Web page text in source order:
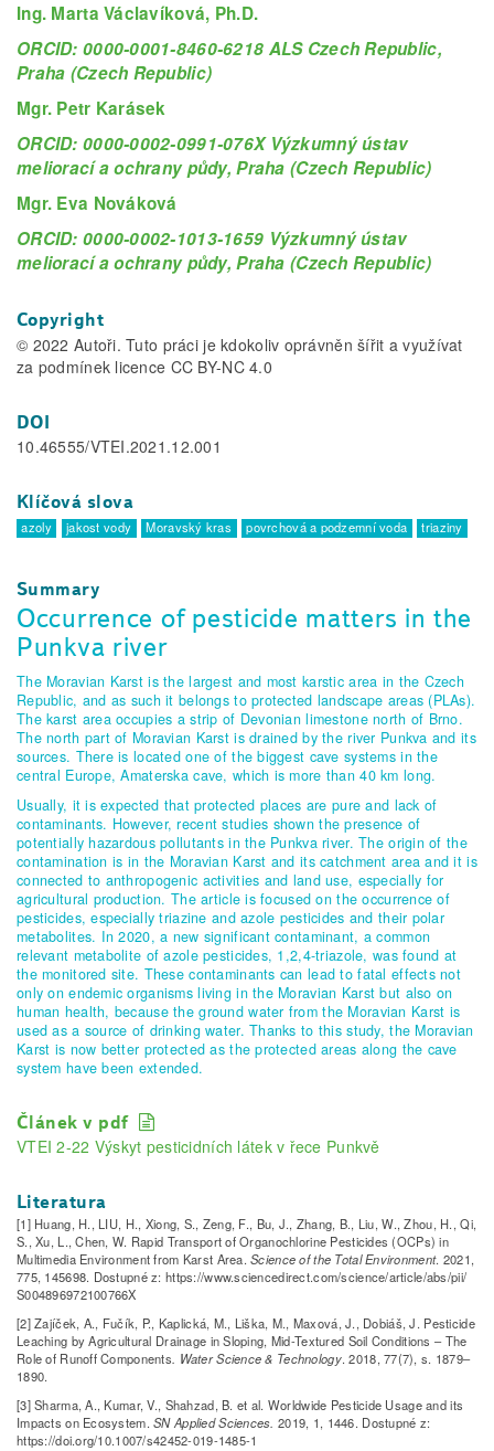
Ing. Marta Václavíková, Ph.D.
ORCID: 0000-0001-8460-6218 ALS Czech Republic,
Praha (Czech Republic)
Mgr. Petr Karásek
ORCID: 0000-0002-0991-076X Výzkumný ústav
meliorací a ochrany půdy, Praha (Czech Republic)
Mgr. Eva Nováková
ORCID: 0000-0002-1013-1659 Výzkumný ústav
meliorací a ochrany půdy, Praha (Czech Republic)
Copyright
© 2022 Autoři. Tuto práci je kdokoliv oprávněn šířit a využívat
za podmínek licence CC BY-NC 4.0
DOI
10.46555/VTEI.2021.12.001
Klíčová slova
azoly jakost vody Moravský kras povrchová a podzemní voda triaziny
Summary
Occurrence of pesticide matters in the
Punkva river
The Moravian Karst is the largest and most karstic area in the Czech
Republic, and as such it belongs to protected landscape areas (PLAs).
The karst area occupies a strip of Devonian limestone north of Brno.
The north part of Moravian Karst is drained by the river Punkva and its
sources. There is located one of the biggest cave systems in the
central Europe, Amaterska cave, which is more than 40 km long.
Usually, it is expected that protected places are pure and lack of
contaminants. However, recent studies shown the presence of
potentially hazardous pollutants in the Punkva river. The origin of the
contamination is in the Moravian Karst and its catchment area and it is
connected to anthropogenic activities and land use, especially for
agricultural production. The article is focused on the occurrence of
pesticides, especially triazine and azole pesticides and their polar
metabolites. In 2020, a new significant contaminant, a common
relevant metabolite of azole pesticides, 1,2,4-triazole, was found at
the monitored site. These contaminants can lead to fatal effects not
only on endemic organisms living in the Moravian Karst but also on
human health, because the ground water from the Moravian Karst is
used as a source of drinking water. Thanks to this study, the Moravian
Karst is now better protected as the protected areas along the cave
system have been extended.
Článek v pdf
VTEI 2-22 Výskyt pesticidních látek v řece Punkvě
Literatura
[1] Huang, H., LIU, H., Xiong, S., Zeng, F., Bu, J., Zhang, B., Liu, W., Zhou, H., Qi,
S., Xu, L., Chen, W. Rapid Transport of Organochlorine Pesticides (OCPs) in
Multimedia Environment from Karst Area.Science of the Total Environment. 2021,
775, 145698. Dostupné z: https://www.sciencedirect.com/science/article/abs/pii/
S004896972100766X
[2] Zajíček, A., Fučík, P., Kaplická, M., Liška, M., Maxová, J., Dobiáš, J. Pesticide
Leaching by Agricultural Drainage in Sloping, Mid-Textured Soil Conditions – The
Role of Runoff Components Water Science & Technology. 2018, 77(7), s. 1879–
1890.
[3] Sharma, A., Kumar, V., Shahzad, B. et al. Worldwide Pesticide Usage and its
Impacts on Ecosystem.SN Applied Sciences. 2019, 1, 1446. Dostupné z:
https://doi.org/10.1007/s42452-019-1485-1